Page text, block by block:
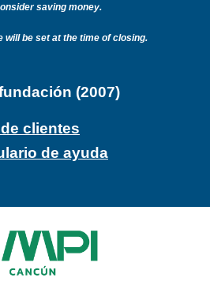
saving money.
will be set at the time of closing.
(2007)
clientes
de ayuda